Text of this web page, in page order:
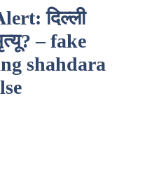
दिल्ली
– fake
shahdara